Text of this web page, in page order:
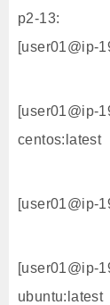
p2-13:
[user01@ip-
[user01@ip-
centos:latest
[user01@ip-
[user01@ip-
ubuntu:latest